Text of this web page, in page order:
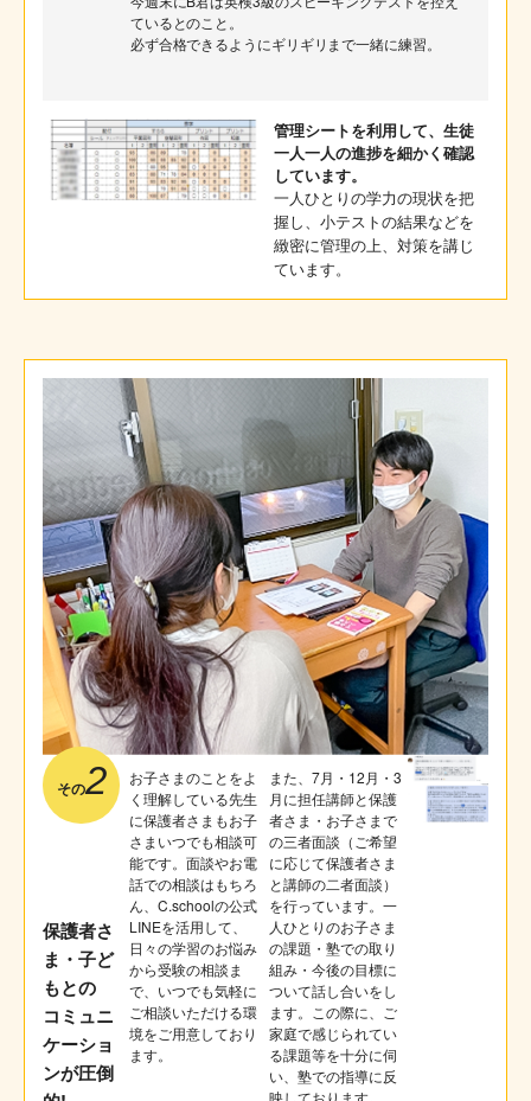
ているとのこと。
必ず合格できるようにギリギリまで一緒に練習。
管理シートを利用して、生徒
一人一人の進捗を細かく確認
しています。
一人ひとりの学力の現状を把
握し、小テストの結果などを
緻密に管理の上、対策を講じ
ています。
その2
保護者さ
ま・子ど
もとの
コミュニ
ケーショ
ンが圧倒
お子さまのことをよ
く理解している先生
に保護者さまもお子
さまいつでも相談可
能です。面談やお電
話での相談はもちろ
ん、C.schoolの公式
LINEを活用して、
日々の学習のお悩み
から受験の相談ま
で、いつでも気軽に
ご相談いただける環
境をご用意しており
ます。
また、7月・12月・3
月に担任講師と保護
者さま・お子さまで
の三者面談（ご希望
に応じて保護者さま
と講師の二者面談）
を行っています。一
人ひとりのお子さま
の課題・塾での取り
組み・今後の目標に
ついて話し合いをし
ます。この際に、ご
家庭で感じられてい
る課題等を十分に伺
い、塾での指導に反